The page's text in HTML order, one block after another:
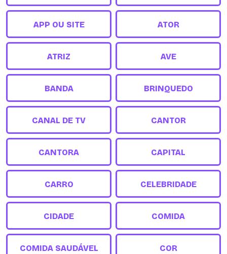
APP OU SITE ATOR
ATRIZ AVE
BANDA BRINQUEDO
CANAL DE TV CANTOR
CANTORA CAPITAL
CARRO CELEBRIDADE
CIDADE COMIDA
COMIDA SAUDÁVEL COR